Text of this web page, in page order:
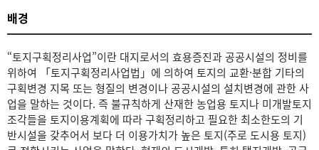
배경
“토지구획정리사업”이란 대지로서의 효용증진과 공공시설의 정비를
위하여 「토지구획정리사업법」에 의하여 토지의 교환·분합 기타의
구획변경 지목 또는 형질의 변경이나 공공시설의 설치변경에 관한 사
업을 말하는 것이다. 즉 불규칙하게 산재한 농업용 토지나 미개발토지
조각들을 토지이용계획에 따라 구획정리하고 필요한 최소한도의 기
반시설을 갖추어서 보다 더 이용가치가 높은 토지(주로 도시용 토지)